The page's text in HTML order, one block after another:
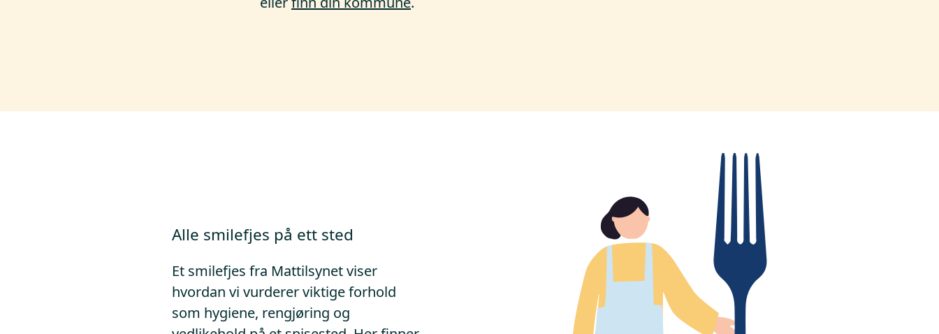
Alle smilefjes på ett sted
Et smilefjes fra Mattilsynet viser
hvordan vi vurderer viktige forhold
som hygiene, rengjøring og